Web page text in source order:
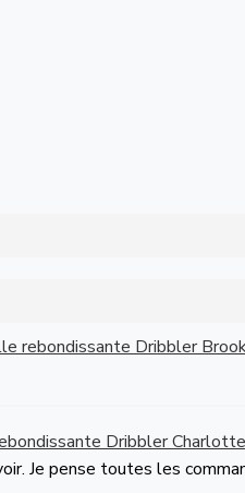
rebondissante Dribbler
Dribbler
Je pense toutes les